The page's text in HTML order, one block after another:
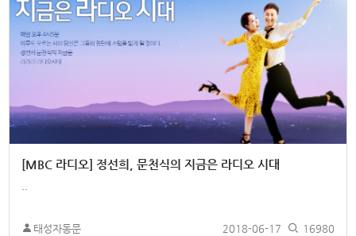
[MBC 라디오] 정선희, 문천식의 지금은 라디오 시대
태성자동문 2018-06-17 16980